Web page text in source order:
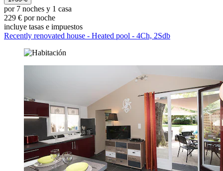
por 7 noches y 1 casa
229 € por noche
incluye tasas e impuestos
Recently renovated house - Heated pool - 4Ch, 2Sdb